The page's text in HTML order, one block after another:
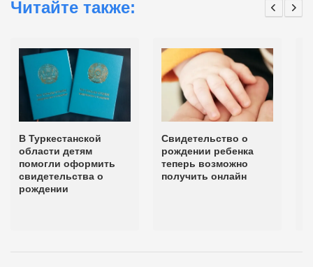
Читайте также:
В Туркестанской
области детям
помогли оформить
свидетельства о
рождении
Свидетельство о
рождении ребенка
теперь возможно
получить онлайн